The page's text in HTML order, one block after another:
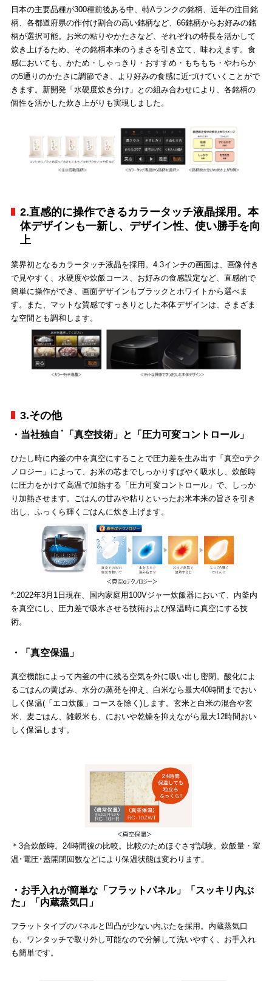
日本の主要品種が300種前後ある中、特Aランクの銘柄、近年の注目銘
柄、各都道府県の作付け割合の高い銘柄など、66銘柄からお好みの銘
柄が選択可能。お米の粘りやかたさなど、それぞれの特長を活かして
炊き上げるため、その銘柄本来のうまさを引き立て、味わえます。食
感においても、かため・しゃっきり・おすすめ・もちもち・やわらか
の5通りのかたさに調節でき、より好みの食感に近づけていくことがで
きます。新開発「水硬度炊き分け」との組み合わせにより、各銘柄の
個性を活かした炊き上がりも実現しました。
2.直感的に操作できるカラータッチ液晶採用。本
体デザインも一新し、デザイン性、使い勝手を向
上
業界初となるカラータッチ液晶を採用。4.3インチの画面は、画像付き
で見やすく、水硬度や炊飯コース、お好みの食感設定など、直感的で
簡単に操作ができ、画面デザインもブラックとホワイトから選べま
す。また、マットな質感ですっきりとした本体デザインは、さまざま
な空間とも調和します。
3.その他
・当社独自 ＊ 「真空技術」と「圧力可変コントロール」
ひたし時に内釜の中を真空にすることで圧力差を生み出す「真空αテク
ノロジー」によって、お米の芯までしっかりすばやく吸水し、炊飯時
に圧力をかけて高温で加熱する「圧力可変コントロール」で、しっか
り加熱させます。ごはんの甘みや粘りといったお米本来の旨さを引き
出し、ふっくら輝くごはんに炊き上げます。
*:2022年3月1日現在、国内家庭用100Vジャー炊飯器において、内釜内
を真空にし、圧力差で吸水させる技術および保温時に真空にする技
術。
・「真空保温」
真空機能によって内釜の中に残る空気を外に吸い出し密閉。酸化によ
るごはんの黄ばみ、水分の蒸発を抑え、白米なら最大40時間までおい
しく保温(「エコ炊飯」コースを除く)します。玄米と白米の混合や玄
米、麦ごはん、雑穀米も、においや乾燥を抑えながら最大12時間おい
しく保温します。
＊3合炊飯時。24時間後の比較。比較のためほぐさず試験。炊飯量・室
温･電圧･蓋開閉回数などにより保温状態は変わります。
・お手入れが簡単な「フラットパネル」「スッキリ内ぶ
た」「内蔵蒸気口」
フラットタイプのパネルと凹凸が少ない内ぶたを採用。内蔵蒸気口
も、ワンタッチで取り外し可能なので分解して洗いやすく、お手入れ
も簡単です。